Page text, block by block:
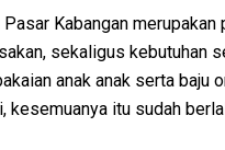
Kabangan
sekaligus kebutuhan
anak anak serta baju
kesemuanya itu sudah